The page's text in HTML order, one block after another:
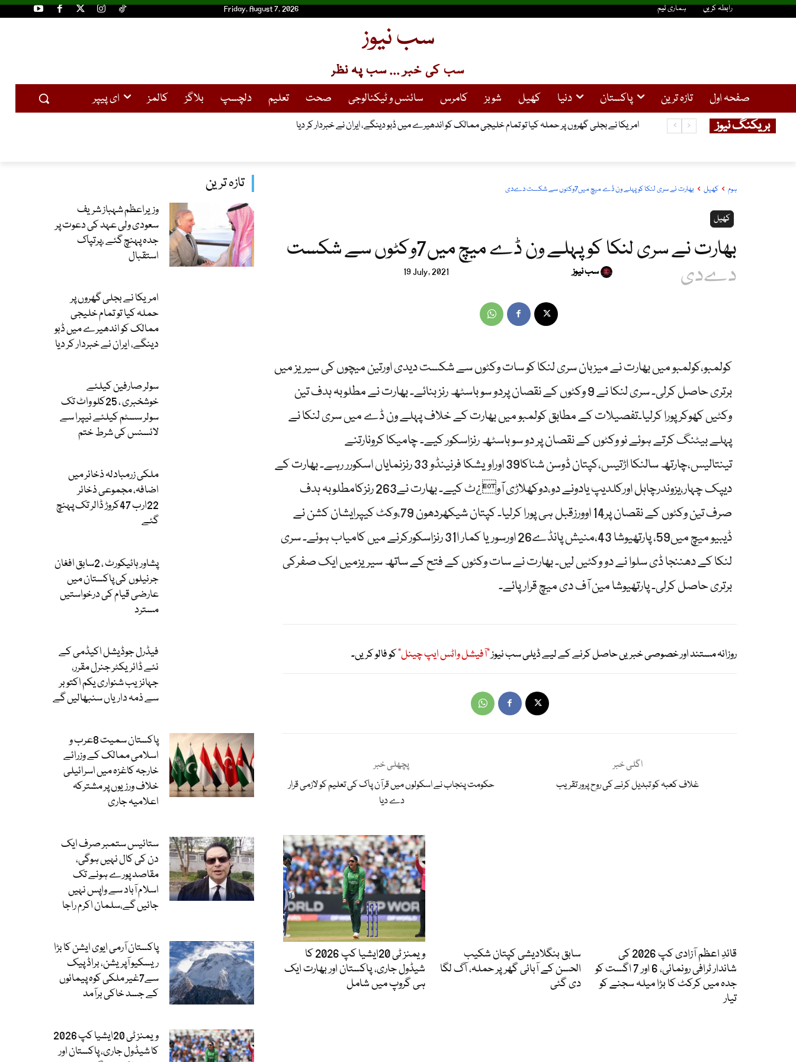
Friday, August 7, 2026 رابطہ کریں ہماری ٹیم
سب نیوز
سب کی خبر ... سب پہ نظر
صفحہ اول تازہ ترین پاکستان دنیا کھیل شوبز کامرس سائنس و ٹیکنالوجی صحت تعلیم دلچسپ بلاگز کالمز ای پیپر
بریکنگ نیوز امریکا نے بجلی گھروں پر حملہ کیا تو تمام خلیجی ممالک کو اندھیرے میں ڈبو دینگے، ایران نے خبردار کر دیا
تازہ ترین
وزیراعظم شہباز شریف
سعودی ولی عہد کی دعوت پر
جدہ پہنچ گئے ،پرتپاک
استقبال
امریکا نے بجلی گھروں پر
حملہ کیا تو تمام خلیجی
ممالک کو اندھیرے میں ڈبو
دینگے، ایران نے خبردار کر دیا
سولر صارفین کیلئے
خوشخبری ، 25کلو واٹ تک
سولر سسٹم کیلئے نیپرا سے
لائسنس کی شرط ختم
ملکی زرمبادلہ ذخائر میں
اضافہ، مجموعی ذخائر
22ارب 47کروڑ ڈالر تک پہنچ
گئے
پشاور ہائیکورٹ ، 2سابق افغان
جرنیلوں کی پاکستان میں
عارضی قیام کی درخواستیں
مسترد
فیڈرل جوڈیشل اکیڈمی کے
نئے ڈائریکٹر جنرل مقرر،
جہانزیب شنواری یکم اکتوبر
سے ذمہ داریاں سنبھالیں گے
پاکستان سمیت 8عرب و
اسلامی ممالک کے وزرائے
خارجہ کاغزہ میں اسرائیلی
خلاف ورزیوں پر مشترکہ
اعلامیہ جاری
ستائیس ستمبر صرف ایک
دن کی کال نہیں ہوگی،
مقاصد پورے ہونے تک
اسلام آباد سے واپس نہیں
جائیں گے،سلمان اکرم راجا
پاکستان آرمی ایوی ایشن کا بڑا
ریسکیو آپریشن، براڈ پیک
سے7غیر ملکی کوہ پیمائوں
کے جسد خاکی برآمد
ویمنز ٹی 20ایشیا کپ 2026
کا شیڈول جاری، پاکستان اور
ہوم کھیل بھارت نے سری لنکا کوپہلے ون ڈے میچ میں7وکٹوں سے شکست دےدی
کھیل
بھارت نے سری لنکا کوپہلے ون ڈے میچ میں7وکٹوں سے شکست
دےدی
19 July, 2021 سب نیوز
کولمبو،کولمبو میں بھارت نے میزبان سری لنکا کو سات وکٹوں سے شکست دیدی اورتین میچوں کی سیریز میں
برتری حاصل کرلی۔ سری لنکا نے 9 وکٹوں کے نقصان پردو سو باسٹھ رنز بنائے۔ بھارت نے مطلوبہ ہدف تین
وکٹیں کھوکر پورا کرلیا۔تفصیلات کے مطابق کولمبو میں بھارت کے خلاف پہلے ون ڈے میں سری لنکا نے
پہلے بیٹنگ کرتے ہوئے نو وکٹوں کے نقصان پر دو سو باسٹھ رنزاسکور کیے۔ چامیکا کرونارتنے
تینتالیس،چارتھ سالنکا اڑتیس،کپتان ڈوسن شناکا39 اوراویشکا فرنینڈو 33 رنزنمایاں اسکورر رہے۔ بھارت کے
دیپک چہار،یزوندرچاہل اورکلدیپ یادونے دو،دوکھلاڑی آو¿ٹ کیے۔ بھارت نے263 رنزکامطلوبہ ہدف
صرف تین وکٹوں کے نقصان پر14 اوورزقبل ہی پورا کرلیا۔ کپتان شیکھردھون 79،وکٹ کیپرایشان کشن نے
ڈیبیو میچ میں59، پارتھیوشا 43،منیش پانڈے26 اورسوریا کمار ا31 رنزاسکورکرنے میں کامیاب ہوئے۔ سری
لنکا کے دھننجا ڈی سلوا نے دو وکٹیں لیں۔ بھارت نے سات وکٹوں کے فتح کے ساتھ سیریزمیں ایک صفرکی
برتری حاصل کرلی۔ پارتھیوشا مین آف دی میچ قرارپائے۔
روزانہ مستند اور خصوصی خبریں حاصل کرنے کے لیے ڈیلی سب نیوز"آفیشل واٹس ایپ چینل"کو فالو کریں۔
پچھلی خبر
حکومت پنجاب نے اسکولوں میں قرآن پاک کی تعلیم کو لازمی قرار
دے دیا
اگلی خبر
غلاف کعبہ کو تبدیل کرنے کی روح پرور تقریب
ویمنز ٹی 20ایشیا کپ 2026 کا
شیڈول جاری، پاکستان اور بھارت ایک
ہی گروپ میں شامل
سابق بنگلادیشی کپتان شکیب
الحسن کے آبائی گھر پر حملہ، آگ لگا
دی گئی
قائدِ اعظم آزادی کپ 2026 کی
شاندار ٹرافی رونمائی، 6 اور 7 اگست کو
جدہ میں کرکٹ کا بڑا میلہ سجنے کو
تیار